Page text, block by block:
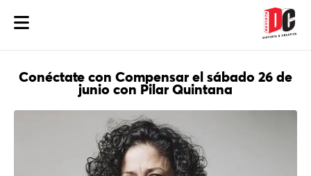
Conéctate con Compensar el sábado 26 de
junio con Pilar Quintana